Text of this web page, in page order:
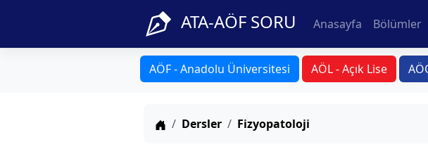
ATA-AÖF SORU Anasayfa Bölümler
AÖF - Anadolu Üniversitesi AÖL - Açık Lise
Anasayfa
Dersler Fizyopatoloji